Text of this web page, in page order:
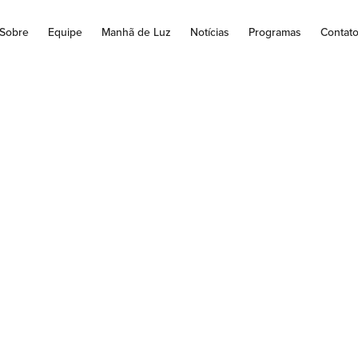
Sobre Equipe Manhã de Luz Notícias Programas Contato